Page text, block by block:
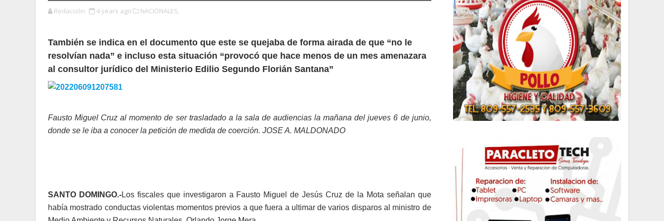
Redacción 4 years ago NACIONALES,
También se indica en el documento que este se quejaba de forma airada de que “no le
resolvían nada” e incluso esta situación “provocó que hace menos de un mes amenazara
al consultor jurídico del Ministerio Edilio Segundo Florián Santana”
Fausto Miguel Cruz al momento de ser trasladado a la sala de audiencias la mañana del jueves 6 de junio,
donde se le iba a conocer la petición de medida de coerción. JOSE A. MALDONADO
SANTO DOMINGO.-Los fiscales que investigaron a Fausto Miguel de Jesús Cruz de la Mota señalan que
había mostrado conductas violentas momentos previos a que fuera a ultimar de varios disparos al ministro de